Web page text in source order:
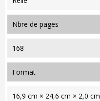
nbre de pages
168
format
16,9 cm × 24,6 cm × 2,0 cm